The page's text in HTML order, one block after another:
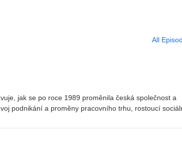
All
jak se po roce 1989 proměnila česká společnost a
podnikání a proměny pracovního trhu, rostoucí
a nárůstu extremistických hnutí. Přednáška ukazuje,